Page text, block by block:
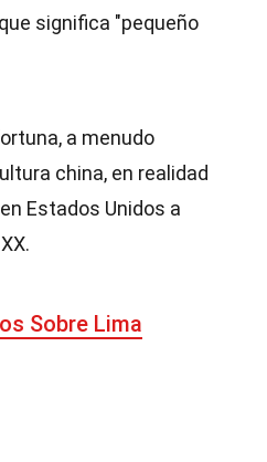
significa "pequeño
a menudo
china, en realidad
Estados Unidos a
Sobre Lima